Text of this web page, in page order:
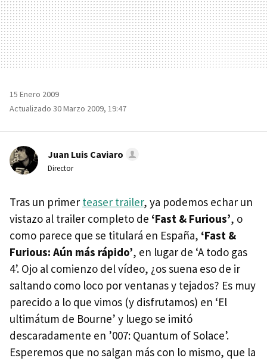
15 Enero 2009
Actualizado 30 Marzo 2009, 19:47
Juan Luis Caviaro
Director
Tras un primer teaser trailer, ya podemos echar un
vistazo al trailer completo de ‘Fast & Furious’, o
como parece que se titulará en España, ‘Fast &
Furious: Aún más rápido’, en lugar de ‘A todo gas
4’. Ojo al comienzo del vídeo, ¿os suena eso de ir
saltando como loco por ventanas y tejados? Es muy
parecido a lo que vimos (y disfrutamos) en ‘El
ultimátum de Bourne’ y luego se imitó
descaradamente en ’007: Quantum of Solace’.
Esperemos que no salgan más con lo mismo, que la